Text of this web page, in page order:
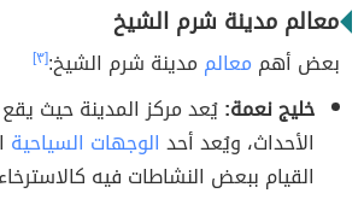
معالم مدينة شرم الشيخ
بعض أهم معالم مدينة شرم الشيخ:[٣]
خليج نعمة:يُعد مركز المدينة حيث
الأحداث، ويُعد أحد الوجهات السياحية
القيام ببعض النشاطات فيه